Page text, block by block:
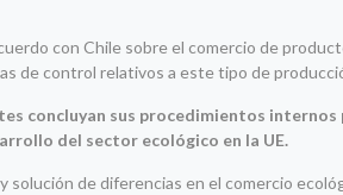
con Chile sobre el comercio de
de control relativos a este tipo de
concluyan sus procedimientos
del sector ecológico en la UE.
solución de diferencias en el comercio